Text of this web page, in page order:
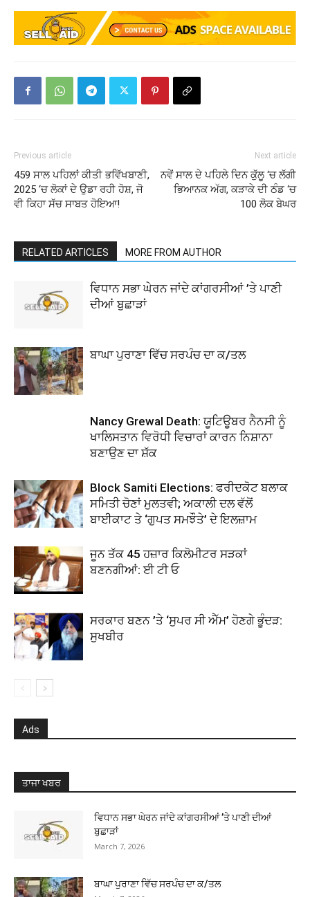
Previous article
459 ਸਾਲ ਪਹਿਲਾਂ ਕੀਤੀ ਭਵਿੱਖਬਾਣੀ,
2025 ‘ਚ ਲੋਕਾਂ ਦੇ ਉਡਾ ਰਹੀ ਹੋਸ਼, ਜੋ
ਵੀ ਕਿਹਾ ਸੱਚ ਸਾਬਤ ਹੋਇਆ!
Next article
ਨਵੇਂ ਸਾਲ ਦੇ ਪਹਿਲੇ ਦਿਨ ਕੁੱਲੂ ‘ਚ ਲੱਗੀ
ਭਿਆਨਕ ਅੱਗ, ਕੜਾਕੇ ਦੀ ਠੰਡ ‘ਚ
100 ਲੋਕ ਬੇਘਰ
RELATED ARTICLES MORE FROM AUTHOR
ਵਿਧਾਨ ਸਭਾ ਘੇਰਨ ਜਾਂਦੇ ਕਾਂਗਰਸੀਆਂ ’ਤੇ ਪਾਣੀ
ਦੀਆਂ ਬੁਛਾੜਾਂ
ਬਾਘਾ ਪੁਰਾਣਾ ਵਿੱਚ ਸਰਪੰਚ ਦਾ ਕ/ਤਲ
Nancy Grewal Death: ਯੂਟਿਊਬਰ ਨੈਨਸੀ ਨੂੰ
ਖਾਲਿਸਤਾਨ ਵਿਰੋਧੀ ਵਿਚਾਰਾਂ ਕਾਰਨ ਨਿਸ਼ਾਨਾ
ਬਣਾਉਣ ਦਾ ਸ਼ੱਕ
Block Samiti Elections: ਫਰੀਦਕੋਟ ਬਲਾਕ
ਸਮਿਤੀ ਚੋਣਾਂ ਮੁਲਤਵੀ; ਅਕਾਲੀ ਦਲ ਵੱਲੋਂ
ਬਾਈਕਾਟ ਤੇ ‘ਗੁਪਤ ਸਮਝੌਤੇ’ ਦੇ ਇਲਜ਼ਾਮ
ਜੂਨ ਤੱਕ 45 ਹਜ਼ਾਰ ਕਿਲੋਮੀਟਰ ਸੜਕਾਂ
ਬਣਨਗੀਆਂ: ਈ ਟੀ ਓ
ਸਰਕਾਰ ਬਣਨ ’ਤੇ ‘ਸੁਪਰ ਸੀ ਐੱਮ’ ਹੋਣਗੇ ਭੂੰਦੜ:
ਸੁਖਬੀਰ
Ads
ਤਾਜਾ ਖਬਰ
ਵਿਧਾਨ ਸਭਾ ਘੇਰਨ ਜਾਂਦੇ ਕਾਂਗਰਸੀਆਂ ’ਤੇ ਪਾਣੀ ਦੀਆਂ
ਬੁਛਾੜਾਂ
March 7, 2026
ਬਾਘਾ ਪੁਰਾਣਾ ਵਿੱਚ ਸਰਪੰਚ ਦਾ ਕ/ਤਲ